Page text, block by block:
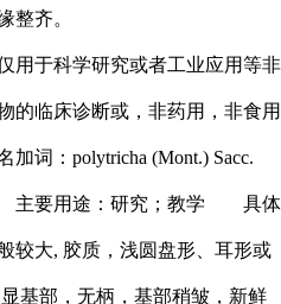
整齐。
用于科学研究或者工业应用等非
的临床诊断或，非药用，非食用
加词：polytricha (Mont.) Sacc.
主要用途：研究；教学 具体
较大, 胶质，浅圆盘形、耳形或
基部，无柄，基部稍皱，新鲜